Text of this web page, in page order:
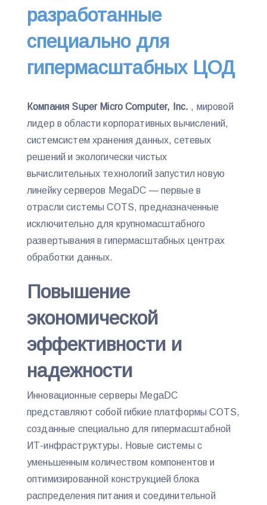
разработанные
специально для
гипермасштабных ЦОД
Компания Super Micro Computer, Inc. , мировой
лидер в области корпоративных вычислений,
системсистем хранения данных, сетевых
решений и экологически чистых
вычислительных технологий запустил новую
линейку серверов MegaDC — первые в
отрасли системы COTS, предназначенные
исключительно для крупномасштабного
развертывания в гипермасштабных центрах
обработки данных.
Повышение
экономической
эффективности и
надежности
Инновационные серверы MegaDC
представляют собой гибкие платформы COTS,
созданные специально для гипермасштабной
ИТ-инфраструктуры. Новые системы с
уменьшенным количеством компонентов и
оптимизированной конструкцией блока
распределения питания и соединительной